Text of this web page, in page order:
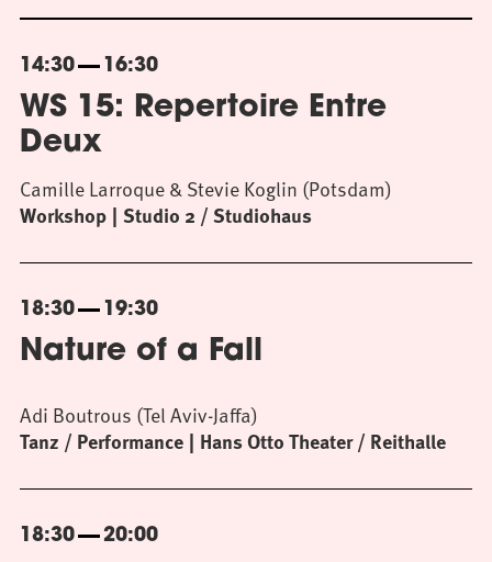
14:30 16:30
WS 15: Repertoire Entre
Deux
Workshop Studio 2 / Studiohaus
Camille Larroque & Stevie Koglin (Potsdam)
18:30 19:30
Nature of a Fall
Tanz / Performance Hans Otto Theater / Reithalle
Adi Boutrous (Tel Aviv-Jaffa)
18:30 20:00